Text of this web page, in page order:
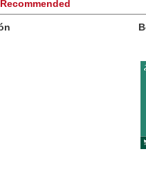
Recommended
Botánica Agroalimentaria